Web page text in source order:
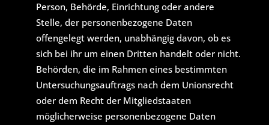
Person, Behörde, Einrichtung oder andere
Stelle, der personenbezogene Daten
offengelegt werden, unabhängig davon, ob es
sich bei ihr um einen Dritten handelt oder nicht.
Behörden, die im Rahmen eines bestimmten
Untersuchungsauftrags nach dem Unionsrecht
oder dem Recht der Mitgliedstaaten
möglicherweise personenbezogene Daten